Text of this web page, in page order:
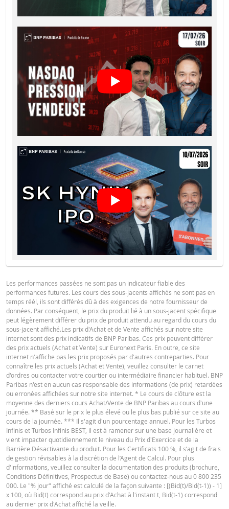
Français (France)
KEY INFORMATION DOCUMENTS
Key Information Document (FR)
Latest Product Quotes
Les performances passées ne sont pas un indicateur fiable des
performances futures. Les cours des sous-jacents affichés ne sont pas en
temps réél, ils sont différés dû à des exigences de notre fournisseur de
données. Par conséquent, le prix du produit lié à un sous-jacent spécifique
peut légèrement différer du prix de produit attendu au regard du cours du
sous-jacent affiché.Les prix d'Achat et de Vente affichés sur notre site
internet sont des prix indicatifs de BNP Paribas. Ces prix peuvent différer
des prix actuels (Achat et Vente) sur Euronext Paris. En outre, ce site
internet n'affiche pas les prix proposés par d'autres contreparties. Pour
connaître les prix actuels (Achat et Vente), veuillez consulter le carnet
d'ordres ou contacter votre courtier ou intermédiaire financier habituel. BNP
Paribas n'est en aucun cas responsable des informations (de prix) retardées
ou erronées affichées sur notre site internet. * Le cours de clôture est la
moyenne des derniers cours Achat/Vente de BNP Paribas au cours d'une
journée. ** Basé sur le prix le plus élevé ou le plus bas publié sur ce site au
cours de la journée. *** Il s'agit d'un pourcentage annuel. Pour les Turbos
Infinis et Turbos Infinis BEST, il est à ramener sur une base journalière et
vient impacter quotidiennement le niveau du Prix d'Exercice et de la
Barrière Désactivante du produit. Pour les Certificats 100 %, il s’agit de frais
de gestion révisables à la discrétion de l’Agent de Calcul. Pour plus
d'informations, veuillez consulter la documentation des produits (brochure,
Conditions Définitives, Prospectus de Base) ou contactez-nous au 0 800 235
000. Le "% jour" affiché est calculé de la façon suivante : [(Bid(t)/Bid(t-1)) - 1]
x 100, où Bid(t) correspond au prix d'Achat à l'instant t, Bid(t-1) correspond
au dernier prix d'Achat affiché la veille.